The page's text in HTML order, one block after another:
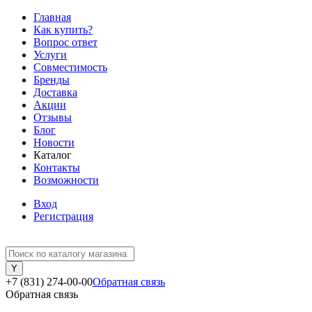
Главная
Как купить?
Вопрос ответ
Услуги
Совместимость
Бренды
Доставка
Акции
Отзывы
Блог
Новости
Каталог
Контакты
Возможности
Вход
Регистрация
+7 (831) 274-00-00Обратная связь
Обратная связь